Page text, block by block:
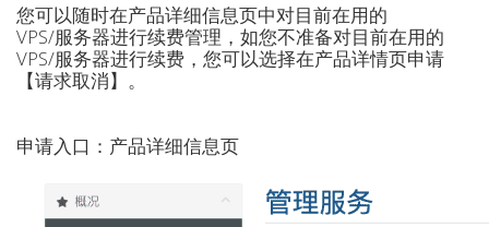
您可以随时在产品详细信息页中对目前在用的
VPS/服务器进行续费管理，如您不准备对目前在用的
VPS/服务器进行续费，您可以选择在产品详情页申请
【请求取消】。
申请入口：产品详细信息页